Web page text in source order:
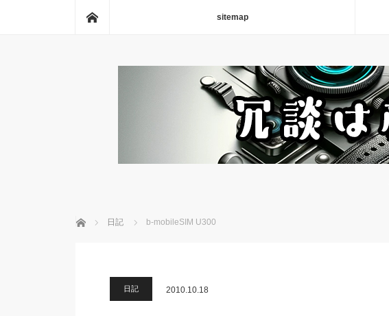
sitemap
ホーム 日記 b-mobileSIM U300
日記 2010.10.18